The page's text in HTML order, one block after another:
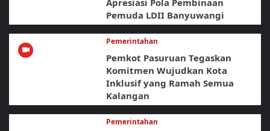
Pemuda LDII Banyuwangi
Pemerintahan
Pemkot Pasuruan Tegaskan
Komitmen Wujudkan Kota
Inklusif yang Ramah Semua
Kalangan
Pemerintahan